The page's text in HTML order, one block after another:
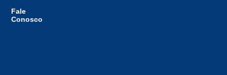
Fale
Conosco